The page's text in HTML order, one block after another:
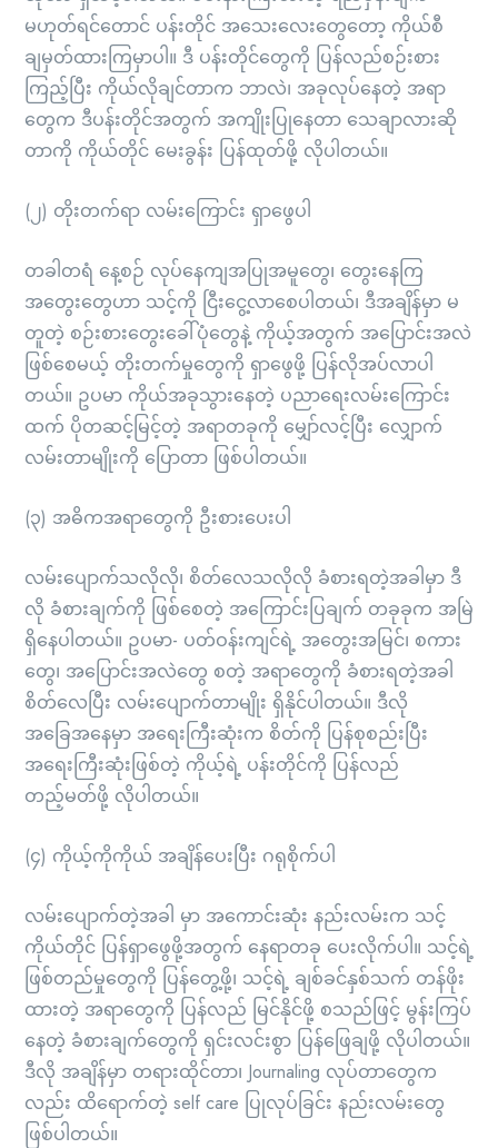
မဟုတ်ရင်တောင် ပန်းတိုင် အသေးလေးတွေတော့ ကိုယ်စီ
ချမှတ်ထားကြမှာပါ။ ဒီ ပန်းတိုင်တွေကို ပြန်လည်စဉ်းစား
ကြည့်ပြီး ကိုယ်လိုချင်တာက ဘာလဲ၊ အခုလုပ်နေတဲ့ အရာ
တွေက ဒီပန်းတိုင်အတွက် အကျိုးပြုနေတာ သေချာလားဆို
တာကို ကိုယ်တိုင် မေးခွန်း ပြန်ထုတ်ဖို့ လိုပါတယ်။
(၂) တိုးတက်ရာ လမ်းကြောင်း ရှာဖွေပါ
တခါတရံ နေ့စဉ် လုပ်နေကျအပြုအမူတွေ၊ တွေးနေကြ
အတွေးတွေဟာ သင့်ကို ငြီးငွေ့လာစေပါတယ်၊ ဒီအချိန်မှာ မ
တူတဲ့ စဉ်းစားတွေးခေါ်ပုံတွေနဲ့ ကိုယ့်အတွက် အပြောင်းအလဲ
ဖြစ်စေမယ့် တိုးတက်မှုတွေကို ရှာဖွေဖို့ ပြန်လိုအပ်လာပါ
တယ်။ ဥပမာ ကိုယ်အခုသွားနေတဲ့ ပညာရေးလမ်းကြောင်း
ထက် ပိုတဆင့်မြင့်တဲ့ အရာတခုကို မျှော်လင့်ပြီး လျှောက်
လမ်းတာမျိုးကို ပြောတာ ဖြစ်ပါတယ်။
(၃) အဓိကအရာတွေကို ဦးစားပေးပါ
လမ်းပျောက်သလိုလို၊ စိတ်လေသလိုလို ခံစားရတဲ့အခါမှာ ဒီ
လို ခံစားချက်ကို ဖြစ်စေတဲ့ အကြောင်းပြချက် တခုခုက အမြဲ
ရှိနေပါတယ်။ ဥပမာ- ပတ်ဝန်းကျင်ရဲ့ အတွေးအမြင်၊ စကား
တွေ၊ အပြောင်းအလဲတွေ စတဲ့ အရာတွေကို ခံစားရတဲ့အခါ
စိတ်လေပြီး လမ်းပျောက်တာမျိုး ရှိနိုင်ပါတယ်။ ဒီလို
အခြေအနေမှာ အရေးကြီးဆုံးက စိတ်ကို ပြန်စုစည်းပြီး
အရေးကြီးဆုံးဖြစ်တဲ့ ကိုယ့်ရဲ့ ပန်းတိုင်ကို ပြန်လည်
တည့်မတ်ဖို့ လိုပါတယ်။
(၄) ကိုယ့်ကိုကိုယ် အချိန်ပေးပြီး ဂရုစိုက်ပါ
လမ်းပျောက်တဲ့အခါ မှာ အကောင်းဆုံး နည်းလမ်းက သင့်
ကိုယ်တိုင် ပြန်ရှာဖွေဖို့အတွက် နေရာတခု ပေးလိုက်ပါ။ သင့်ရဲ့
ဖြစ်တည်မှုတွေကို ပြန်တွေ့ဖို့၊ သင့်ရဲ့ ချစ်ခင်နှစ်သက် တန်ဖိုး
ထားတဲ့ အရာတွေကို ပြန်လည် မြင်နိုင်ဖို့ စသည်ဖြင့် မွန်းကြပ်
နေတဲ့ ခံစားချက်တွေကို ရှင်းလင်းစွာ ပြန်ဖြေချဖို့ လိုပါတယ်။
ဒီလို အချိန်မှာ တရားထိုင်တာ၊ Journaling လုပ်တာတွေက
လည်း ထိရောက်တဲ့ self care ပြုလုပ်ခြင်း နည်းလမ်းတွေ
ဖြစ်ပါတယ်။